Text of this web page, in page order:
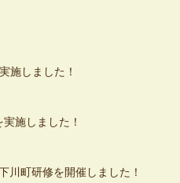
施しました！
施しました！
川町研修を開催しました！